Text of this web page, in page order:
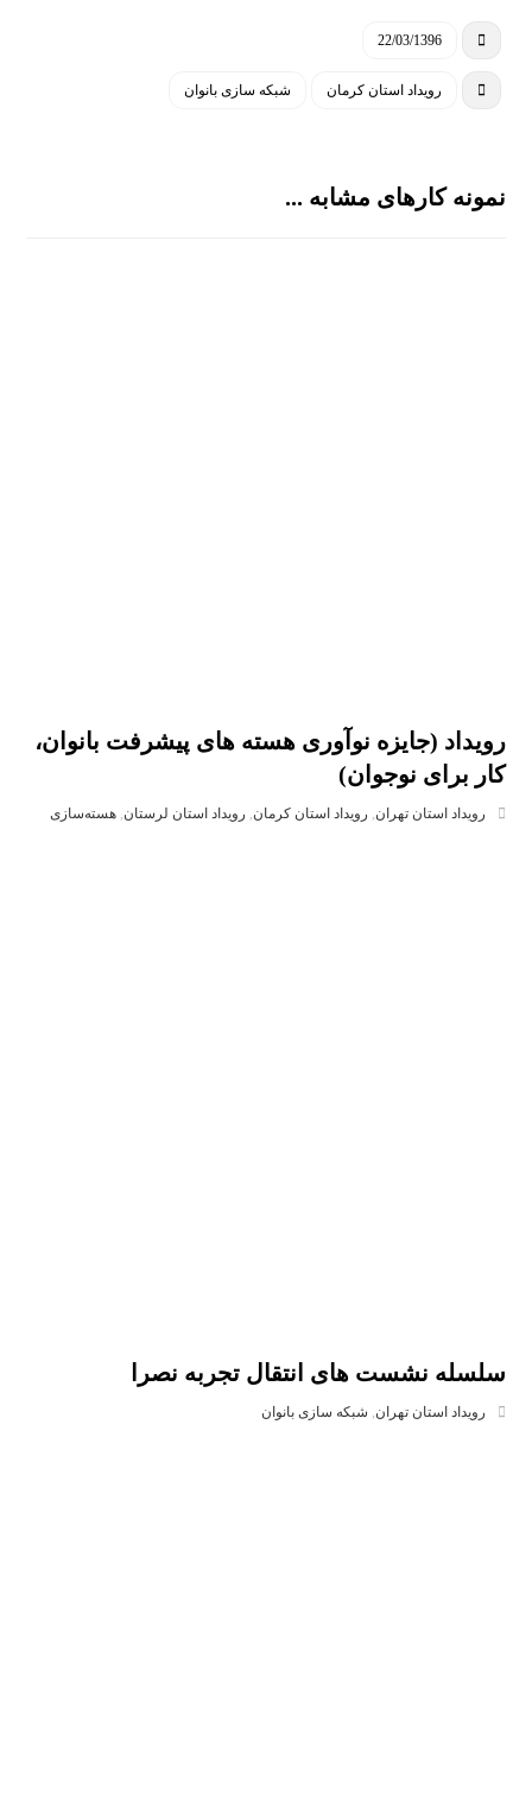
22/03/1396
رویداد استان کرمان شبکه سازی بانوان
نمونه کارهای مشابه ...
رویداد (جایزه نوآوری هسته های پیشرفت بانوان،
کار برای نوجوان)
رویداد استان تهران رویداد استان کرمان رویداد استان لرستان ,هسته‌سازی
سلسله نشست های انتقال تجربه نصرا
رویداد استان تهران, شبکه سازی بانوان